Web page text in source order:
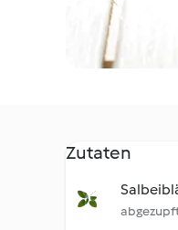
Zutaten